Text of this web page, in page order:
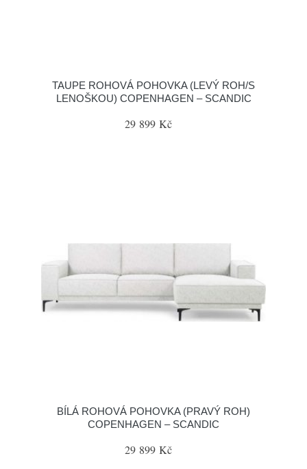
TAUPE ROHOVÁ POHOVKA (LEVÝ ROH/S
LENOŠKOU) COPENHAGEN – SCANDIC
29 899 Kč
BÍLÁ ROHOVÁ POHOVKA (PRAVÝ ROH)
COPENHAGEN – SCANDIC
29 899 Kč